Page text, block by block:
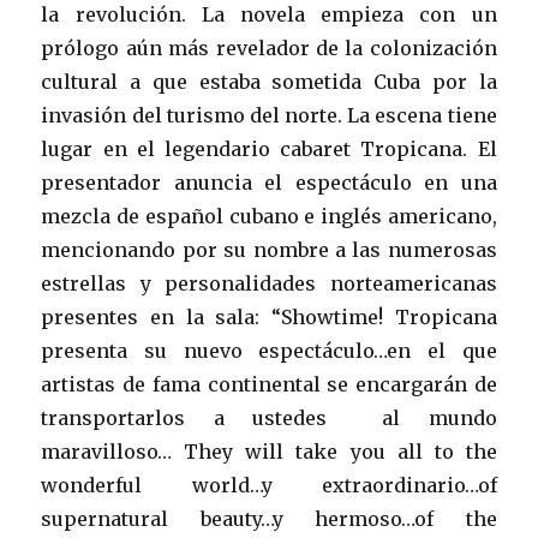
la revolución. La novela empieza con un
prólogo aún más revelador de la colonización
cultural a que estaba sometida Cuba por la
invasión del turismo del norte. La escena tiene
lugar en el legendario cabaret Tropicana. El
presentador anuncia el espectáculo en una
mezcla de español cubano e inglés americano,
mencionando por su nombre a las numerosas
estrellas y personalidades norteamericanas
presentes en la sala: “Showtime! Tropicana
presenta su nuevo espectáculo…en el que
artistas de fama continental se encargarán de
transportarlos a ustedes al mundo
maravilloso… They will take you all to the
wonderful world…y extraordinario…of
supernatural beauty…y hermoso…of the